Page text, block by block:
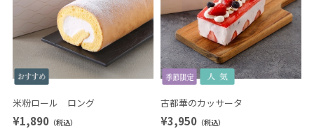
米粉ロール ロング
¥1,890（税込）
古都華のカッサータ
¥3,950 （税込）